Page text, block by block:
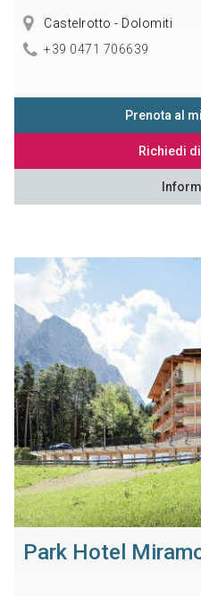
Castelrotto - Dolomiti
+39 0471 706639
Prenota al
Richiedi
Park Hotel